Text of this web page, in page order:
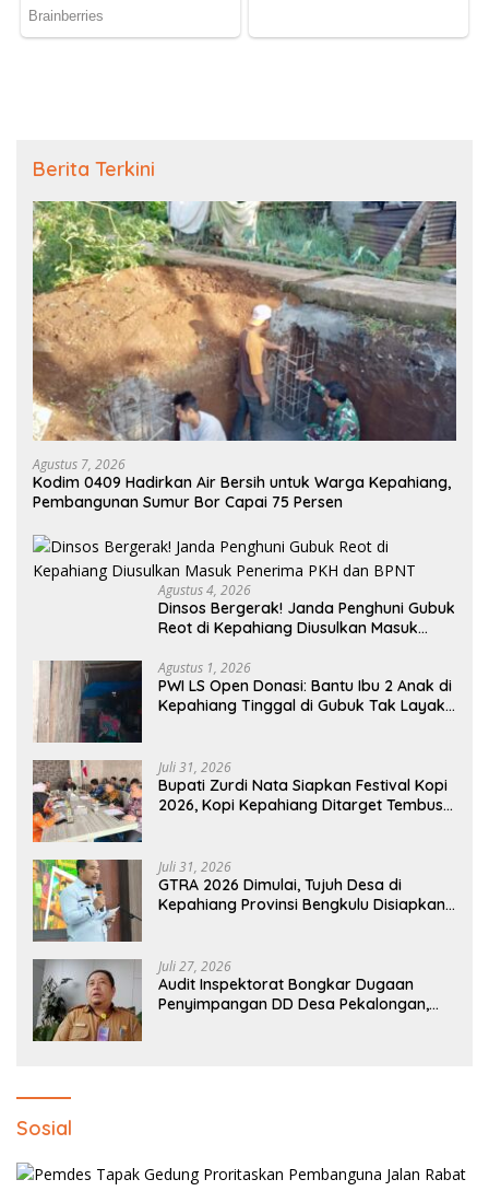
Berita Terkini
Agustus 7, 2026
Kodim 0409 Hadirkan Air Bersih untuk Warga Kepahiang,
Pembangunan Sumur Bor Capai 75 Persen
Agustus 4, 2026
Dinsos Bergerak! Janda Penghuni Gubuk
Reot di Kepahiang Diusulkan Masuk
Agustus 1, 2026
PWI LS Open Donasi: Bantu Ibu 2 Anak di
Kepahiang Tinggal di Gubuk Tak Layak
Juli 31, 2026
Bupati Zurdi Nata Siapkan Festival Kopi
2026, Kopi Kepahiang Ditarget Tembus
Juli 31, 2026
GTRA 2026 Dimulai, Tujuh Desa di
Kepahiang Provinsi Bengkulu Disiapkan
Juli 27, 2026
Audit Inspektorat Bongkar Dugaan
Penyimpangan DD Desa Pekalongan,
Sosial